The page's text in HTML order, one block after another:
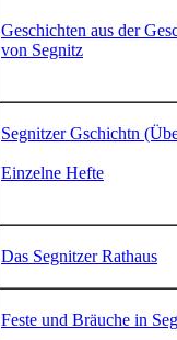
Geschichten aus der
von Segnitz
Segnitzer Gschichtn
Einzelne Hefte
Das Segnitzer Rathaus
Feste und Bräuche in